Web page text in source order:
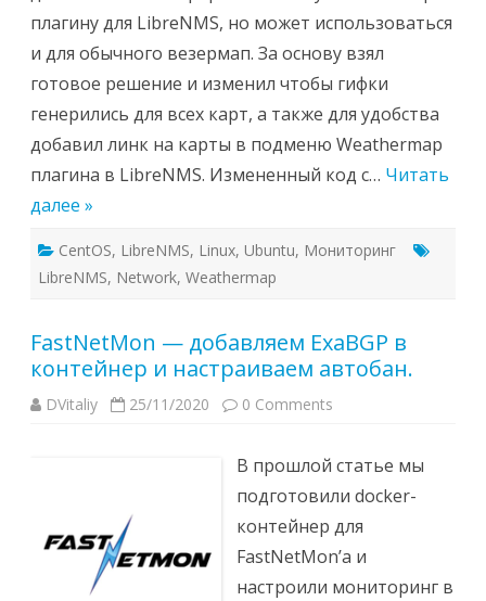
плагину для LibreNMS, но может использоваться
и для обычного везермап. За основу взял
готовое решение и изменил чтобы гифки
генерились для всех карт, а также для удобства
добавил линк на карты в подменю Weathermap
плагина в LibreNMS. Измененный код с… Читать
далее »
CentOS, LibreNMS, Linux, Ubuntu, Мониторинг
LibreNMS, Network, Weathermap
FastNetMon — добавляем ExaBGP в
контейнер и настраиваем автобан.
DVitaliy 25/11/2020 0 Comments
В прошлой статье мы
подготовили docker-
контейнер для
FastNetMon’a и
настроили мониторинг в